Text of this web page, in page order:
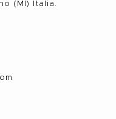
(MI) Italia.